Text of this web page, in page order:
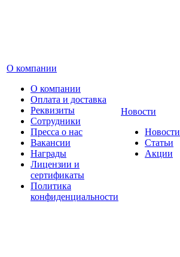
О компании
О компании
Оплата и доставка
Реквизиты
Сотрудники
Пресса о нас
Вакансии
Награды
Лицензии и
сертификаты
Политика
конфиденциальности
Новости
Новости
Статьи
Акции